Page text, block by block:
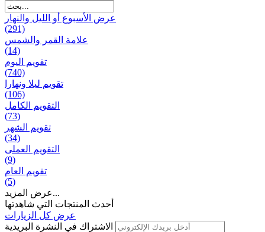
عرض الأسبوع أو الليل والنهار
(291)
علامة القمر والشمس
(14)
تقویم الیوم
(740)
تقويم ليلا ونهارا
(106)
التقويم الكامل
(73)
تقويم الشهر
(34)
التقويم العملی
(9)
تقويم العام
(5)
عرض المزيد...
أحدث المنتجات التي شاهدتها
عرض كل الزيارات
الاشتراك في النشرة البريدية